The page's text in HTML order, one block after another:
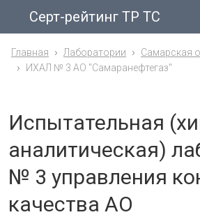
Серт-рейтинг ТР ТС
Главная Лаборатории
Самарская
ИХАЛ № 3 АО "Самаранефтегаз"
Испытательная
аналитическая)
№ 3 управления
качества АО